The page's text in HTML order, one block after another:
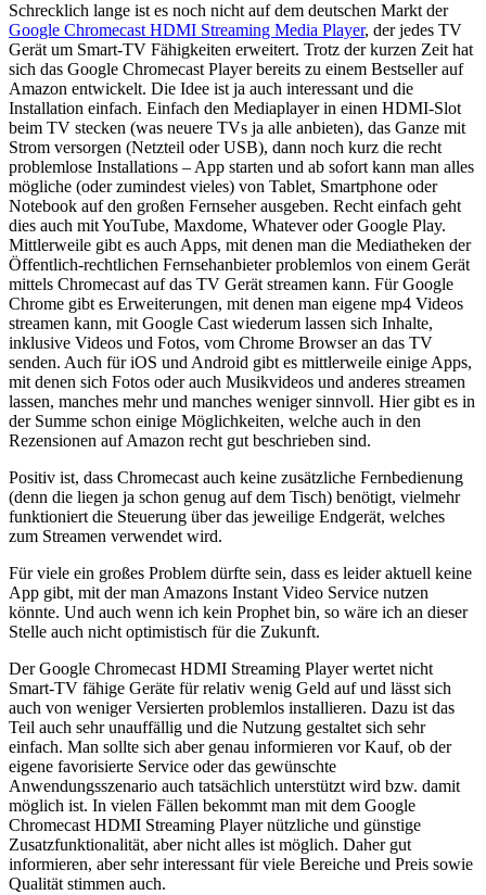
Schrecklich lange ist es noch nicht auf dem deutschen Markt der
Google Chromecast HDMI Streaming Media Player, der jedes TV
Gerät um Smart-TV Fähigkeiten erweitert. Trotz der kurzen Zeit hat
sich das Google Chromecast Player bereits zu einem Bestseller auf
Amazon entwickelt. Die Idee ist ja auch interessant und die
Installation einfach. Einfach den Mediaplayer in einen HDMI-Slot
beim TV stecken (was neuere TVs ja alle anbieten), das Ganze mit
Strom versorgen (Netzteil oder USB), dann noch kurz die recht
problemlose Installations – App starten und ab sofort kann man alles
mögliche (oder zumindest vieles) von Tablet, Smartphone oder
Notebook auf den großen Fernseher ausgeben. Recht einfach geht
dies auch mit YouTube, Maxdome, Whatever oder Google Play.
Mittlerweile gibt es auch Apps, mit denen man die Mediatheken der
Öffentlich-rechtlichen Fernsehanbieter problemlos von einem Gerät
mittels Chromecast auf das TV Gerät streamen kann. Für Google
Chrome gibt es Erweiterungen, mit denen man eigene mp4 Videos
streamen kann, mit Google Cast wiederum lassen sich Inhalte,
inklusive Videos und Fotos, vom Chrome Browser an das TV
senden. Auch für iOS und Android gibt es mittlerweile einige Apps,
mit denen sich Fotos oder auch Musikvideos und anderes streamen
lassen, manches mehr und manches weniger sinnvoll. Hier gibt es in
der Summe schon einige Möglichkeiten, welche auch in den
Rezensionen auf Amazon recht gut beschrieben sind.
Positiv ist, dass Chromecast auch keine zusätzliche Fernbedienung
(denn die liegen ja schon genug auf dem Tisch) benötigt, vielmehr
funktioniert die Steuerung über das jeweilige Endgerät, welches
zum Streamen verwendet wird.
Für viele ein großes Problem dürfte sein, dass es leider aktuell keine
App gibt, mit der man Amazons Instant Video Service nutzen
könnte. Und auch wenn ich kein Prophet bin, so wäre ich an dieser
Stelle auch nicht optimistisch für die Zukunft.
Der Google Chromecast HDMI Streaming Player wertet nicht
Smart-TV fähige Geräte für relativ wenig Geld auf und lässt sich
auch von weniger Versierten problemlos installieren. Dazu ist das
Teil auch sehr unauffällig und die Nutzung gestaltet sich sehr
einfach. Man sollte sich aber genau informieren vor Kauf, ob der
eigene favorisierte Service oder das gewünschte
Anwendungsszenario auch tatsächlich unterstützt wird bzw. damit
möglich ist. In vielen Fällen bekommt man mit dem Google
Chromecast HDMI Streaming Player nützliche und günstige
Zusatzfunktionalität, aber nicht alles ist möglich. Daher gut
informieren, aber sehr interessant für viele Bereiche und Preis sowie
Qualität stimmen auch.